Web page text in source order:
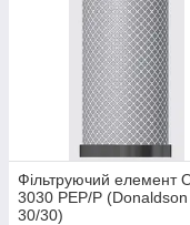
Фільтруючий елемент
3030 PEP/P
30/30)